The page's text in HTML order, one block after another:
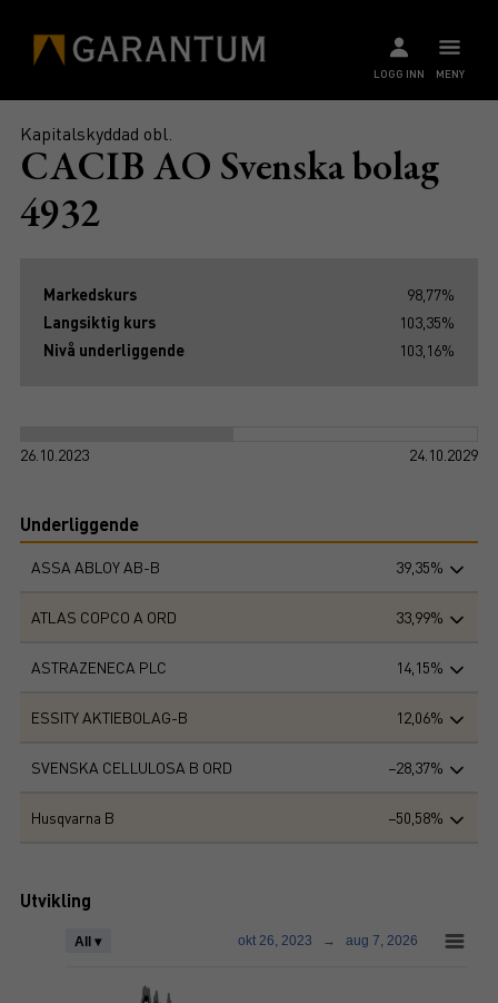
MENY
LOGG INN
Kapitalskyddad obl.
CACIB AO Svenska bolag
4932
Markedskurs
98,77%
Langsiktig kurs
103,35%
Nivå underliggende
103,16%
26.10.2023 24.10.2029
Underliggende
ASSA ABLOY AB-B 39,35%
ATLAS COPCO A ORD 33,99%
ASTRAZENECA PLC 14,15%
ESSITY AKTIEBOLAG-B 12,06%
SVENSKA CELLULOSA B ORD −28,37%
Husqvarna B −50,58%
Utvikling
All ▾ okt 26, 2023 → aug 7, 2026